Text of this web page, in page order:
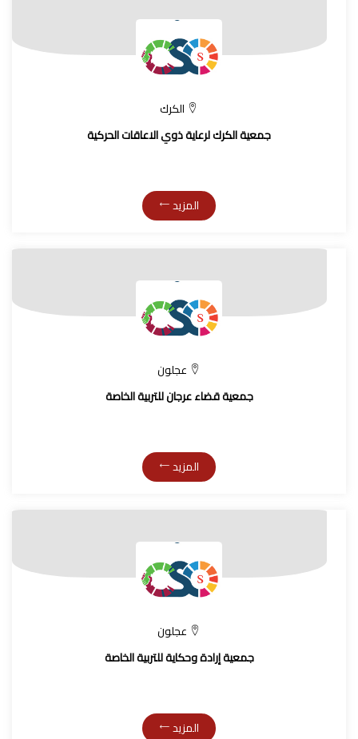
الكرك
جمعية الكرك لرعاية ذوي الاعاقات الحركية
المزيد
عجلون
جمعية قضاء عرجان للتربية الخاصة
المزيد
عجلون
جمعية إرادة وحكاية للتربية الخاصة
المزيد